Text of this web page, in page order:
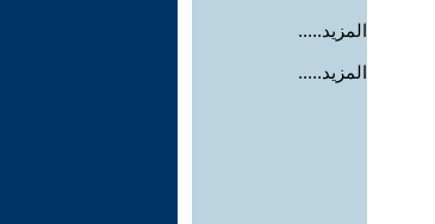
المزيد.....
المزيد.....